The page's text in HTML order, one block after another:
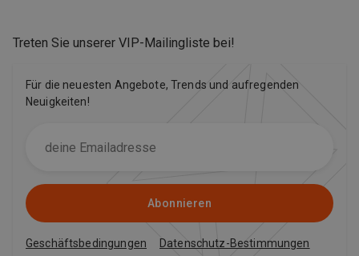
Treten Sie unserer VIP-Mailingliste bei!
Für die neuesten Angebote, Trends und aufregenden
Neuigkeiten!
Abonnieren
Geschäftsbedingungen Datenschutz-Bestimmungen